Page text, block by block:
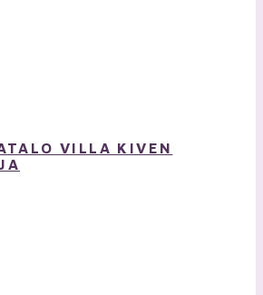
VILLA KIVEN